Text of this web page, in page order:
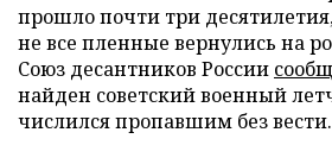
прошло почти три
не все пленные вернулись на
Союз десантников России
найден советский военный
числился пропавшим без вести.